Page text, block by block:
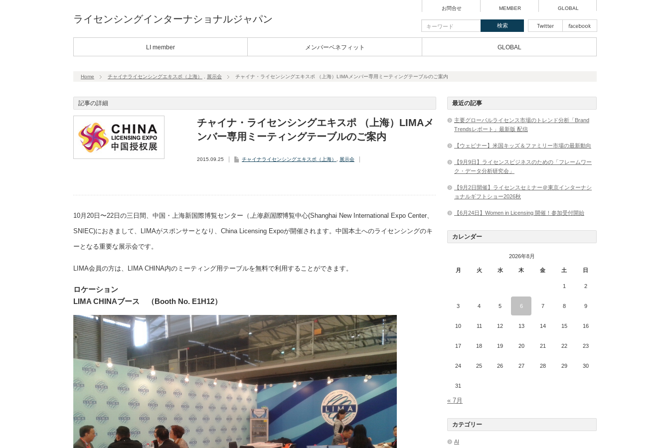
ライセンシングインターナショナルジャパン
お問合せ MEMBER GLOBAL
LI member メンバーベネフィット GLOBAL
Home チャイナライセンシングエキスポ（上海） 展示会 チャイナ・ライセンシングエキスポ （上海）LIMAメンバー専用ミーティングテーブルのご案内
記事の詳細
チャイナ・ライセンシングエキスポ （上海）LIMAメ
ンバー専用ミーティングテーブルのご案内
2015.09.25 チャイナライセンシングエキスポ（上海） 展示会
10月20日〜22日の三日間、中国・上海新国際博覧センター（上海新国際博覧中心(Shanghai New International Expo Center、
SNIEC)におきまして、LIMAがスポンサーとなり、China Licensing Expoが開催されます。中国本土へのライセンシングのキ
ーとなる重要な展示会です。
LIMA会員の方は、LIMA CHINA内のミーティング用テーブルを無料で利用することができます。
ロケーション
LIMA CHINAブース （Booth No. E1H12）
最近の記事
主要グローバルライセンス市場のトレンド分析「Brand
Trendsレポート」最新版 配信
【ウェビナー】米国キッズ＆ファミリー市場の最新動向
【9月9日】ライセンスビジネスのための「フレームワー
ク・データ分析研究会」
【9月2日開催】ライセンスセミナー＠東京インターナシ
ョナルギフトショー2026秋
【6月24日】Women in Licensing 開催！参加受付開始
カレンダー
2026年8月
月 火 水 木 金 土 日
1 2
3 4 5 6 7 8 9
10 11 12 13 14 15 16
17 18 19 20 21 22 23
24 25 26 27 28 29 30
31
« 7月
カテゴリー
AI